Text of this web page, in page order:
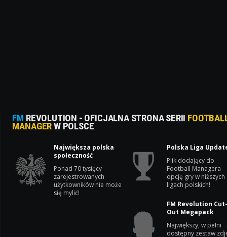
FM REVOLUTION - OFICJALNA STRONA SERII
MANAGERW POLSCE
Największa polska
społeczność
Ponad 70 tysięcy
zarejestrowanych
użytkowników nie może
się mylić!
Polska Liga
Plik dodający do
Football Managera
opcję gry w niższych
ligach polskich!
FM Revolution
Out Megapack
Największy, w pełni
dostępny zestaw